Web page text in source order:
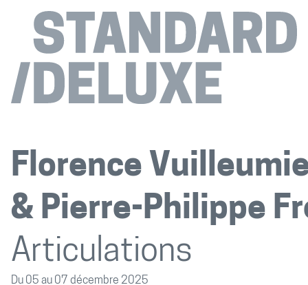
Florence
Pierre-Philippe
Articulations
Du 05 au 07 décembre 2025